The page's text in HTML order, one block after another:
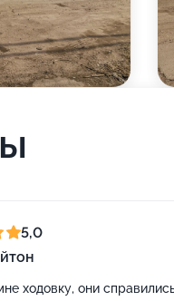
5,0
ходовку, они